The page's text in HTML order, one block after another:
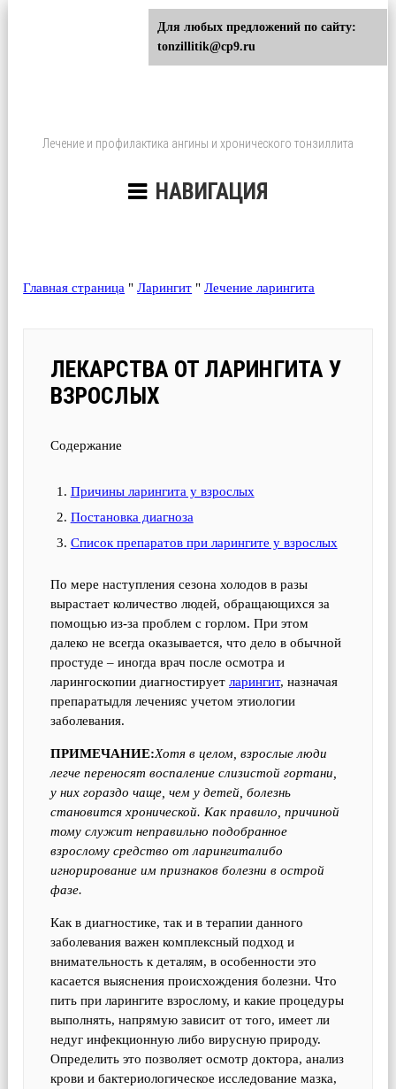
Лечение и профилактика ангины и хронического тонзиллита
НАВИГАЦИЯ
Главная страница "Ларингит "Лечение ларингита
ЛЕКАРСТВА ОТ ЛАРИНГИТА У
ВЗРОСЛЫХ
Содержание
Причины ларингита у взрослых
Постановка диагноза
Список препаратов при ларингите у взрослых
По мере наступления сезона холодов в разы
вырастает количество людей, обращающихся за
помощью из-за проблем с горлом. При этом
далеко не всегда оказывается, что дело в обычной
простуде – иногда врач после осмотра и
ларингоскопии диагностируетларингит, назначая
препаратыдля леченияс учетом этиологии
заболевания.
ПРИМЕЧАНИЕ:Хотя в целом, взрослые люди
легче переносят воспаление слизистой гортани,
у них гораздо чаще, чем у детей, болезнь
становится хронической. Как правило, причиной
тому служит неправильно подобранное
взрослому средство от ларингиталибо
игнорирование им признаков болезни в острой
фазе.
Как в диагностике, так и в терапии данного
заболевания важен комплексный подход и
внимательность к деталям, в особенности это
касается выяснения происхождения болезни. Что
пить при ларингите взрослому, и какие процедуры
выполнять, напрямую зависит от того, имеет ли
недуг инфекционную либо вирусную природу.
Определить это позволяет осмотр доктора, анализ
крови и бактериологическое исследование мазка,
Для любых предложений по сайту:
tonzillitik@cp9.ru